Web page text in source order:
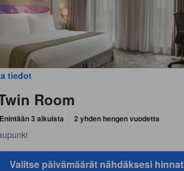
tiedot
Room
Enintään 3 aikuista 2 yhden hengen vuodetta
Valitse päivämäärät nähdäksesi hinnat